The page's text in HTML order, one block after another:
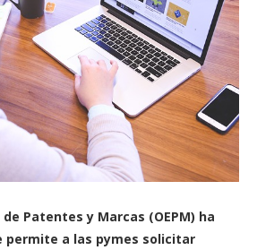
Patentes y Marcas (OEPM) ha
permite a las pymes solicitar